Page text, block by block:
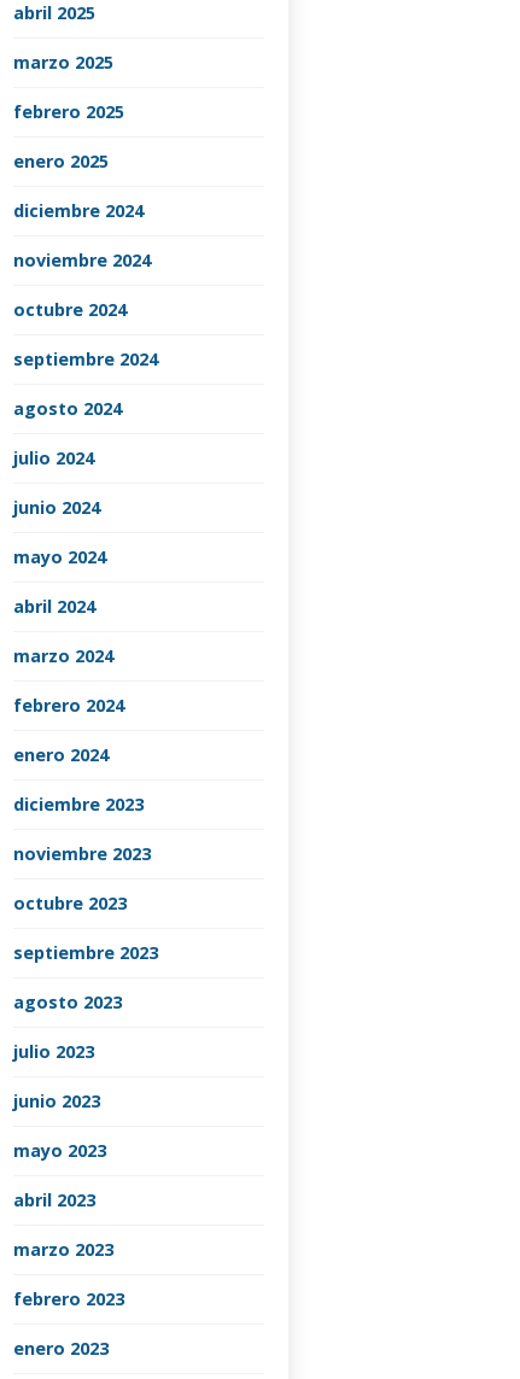
abril 2025
marzo 2025
febrero 2025
enero 2025
diciembre 2024
noviembre 2024
octubre 2024
septiembre 2024
agosto 2024
julio 2024
junio 2024
mayo 2024
abril 2024
marzo 2024
febrero 2024
enero 2024
diciembre 2023
noviembre 2023
octubre 2023
septiembre 2023
agosto 2023
julio 2023
junio 2023
mayo 2023
abril 2023
marzo 2023
febrero 2023
enero 2023